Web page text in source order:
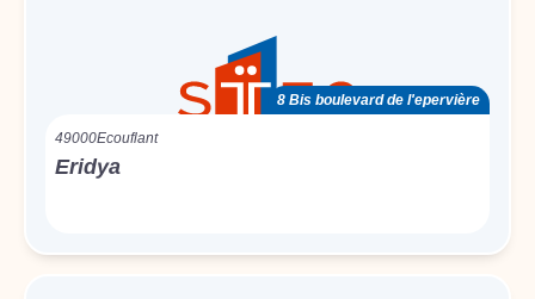
8 Bis boulevard de l'epervière
49000Ecouflant
Eridya